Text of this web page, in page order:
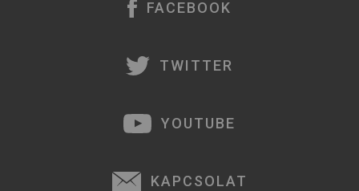
FACEBOOK
TWITTER
YOUTUBE
KAPCSOLAT